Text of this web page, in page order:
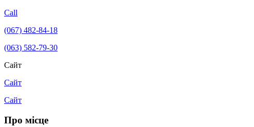
Call
(067) 482-84-18
(063) 582-79-30
Сайт
Сайт
Сайт
Про місце